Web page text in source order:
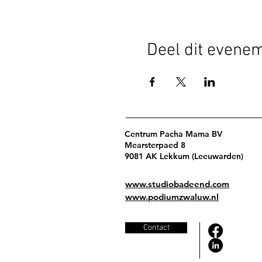
Deel dit
Centrum Pacha Mama BV
Mearsterpaed 8
9081 AK Lekkum (Leeuwarden)
www.studiobadeend.com
www.podiumzwaluw.nl
Contact